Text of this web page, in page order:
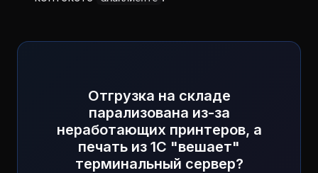
Отгрузка на складе
парализована из-за
неработающих принтеров, а
печать из 1С "вешает"
терминальный сервер?